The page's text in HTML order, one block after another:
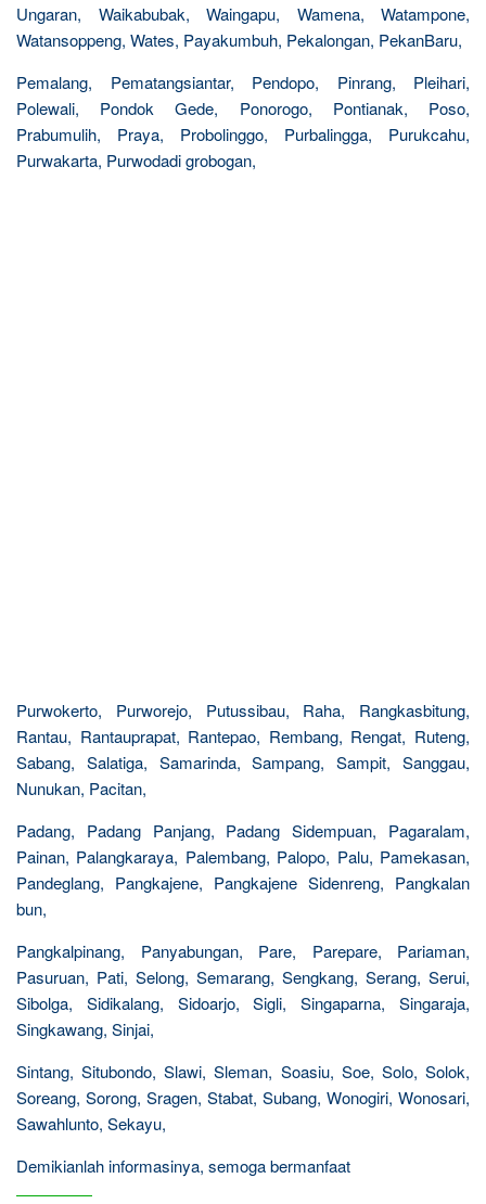
Ungaran, Waikabubak, Waingapu, Wamena, Watampone,
Watansoppeng, Wates, Payakumbuh, Pekalongan, PekanBaru,
Pemalang, Pematangsiantar, Pendopo, Pinrang, Pleihari,
Polewali, Pondok Gede, Ponorogo, Pontianak, Poso,
Prabumulih, Praya, Probolinggo, Purbalingga, Purukcahu,
Purwakarta, Purwodadi grobogan,
Purwokerto, Purworejo, Putussibau, Raha, Rangkasbitung,
Rantau, Rantauprapat, Rantepao, Rembang, Rengat, Ruteng,
Sabang, Salatiga, Samarinda, Sampang, Sampit, Sanggau,
Nunukan, Pacitan,
Padang, Padang Panjang, Padang Sidempuan, Pagaralam,
Painan, Palangkaraya, Palembang, Palopo, Palu, Pamekasan,
Pandeglang, Pangkajene, Pangkajene Sidenreng, Pangkalan
bun,
Pangkalpinang, Panyabungan, Pare, Parepare, Pariaman,
Pasuruan, Pati, Selong, Semarang, Sengkang, Serang, Serui,
Sibolga, Sidikalang, Sidoarjo, Sigli, Singaparna, Singaraja,
Singkawang, Sinjai,
Sintang, Situbondo, Slawi, Sleman, Soasiu, Soe, Solo, Solok,
Soreang, Sorong, Sragen, Stabat, Subang, Wonogiri, Wonosari,
Sawahlunto, Sekayu,
Demikianlah informasinya, semoga bermanfaat